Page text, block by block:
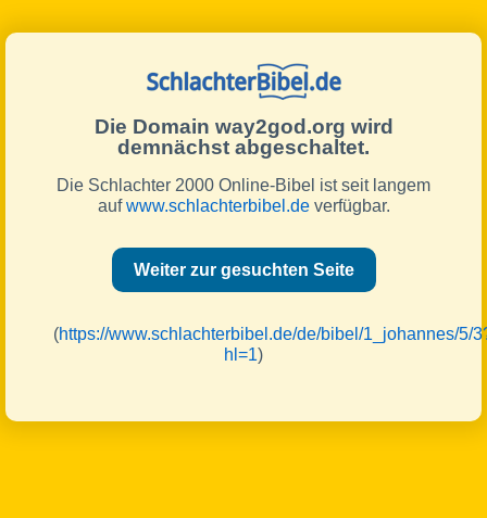
Die Domain way2god.org wird
demnächst abgeschaltet.
Die Schlachter 2000 Online-Bibel ist seit langem
aufwww.schlachterbibel.deverfügbar.
Weiter zur gesuchten Seite
(https://www.schlachterbibel.de/de/bibel/1_johannes/5/
hl=1)